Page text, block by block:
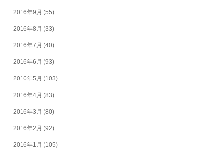
2016年9月 (55)
2016年8月 (33)
2016年7月 (40)
2016年6月 (93)
2016年5月 (103)
2016年4月 (83)
2016年3月 (80)
2016年2月 (92)
2016年1月 (105)